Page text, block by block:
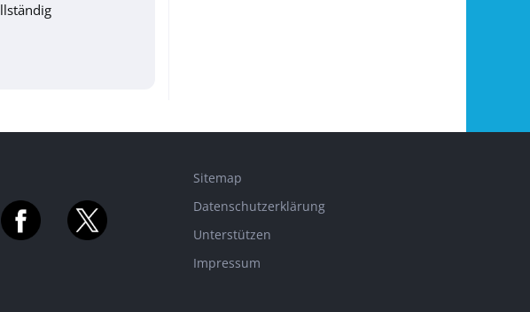
Sitemap
Datenschutzerklärung
Unterstützen
Impressum